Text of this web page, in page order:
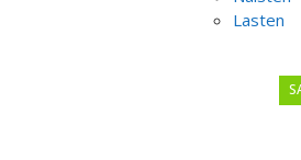
Lasten